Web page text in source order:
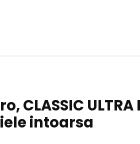
CLASSIC ULTRA
intoarsa